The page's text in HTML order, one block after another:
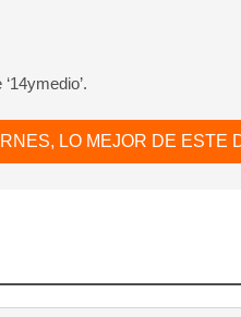
LO MEJOR DE ESTE